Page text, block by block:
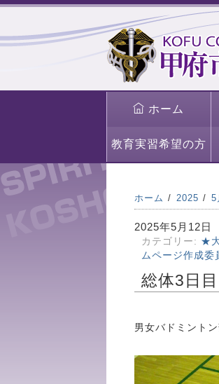
ホーム
教育実習希望の方
ホーム 2025 5
2025年5月12日
カテゴリー: ★
ムページ作成委
総体3日
男女バドミント